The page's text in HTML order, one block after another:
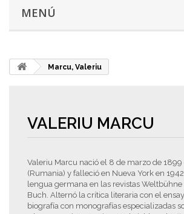
MENÚ
Marcu, Valeriu
VALERIU MARCU
Valeriu Marcu nació el 8 de marzo de 1899
(Rumania) y falleció en Nueva York en
lengua germana en las revistas Weltbühne
Buch. Alternó la crítica literaria con el
biografía con monografías especializadas